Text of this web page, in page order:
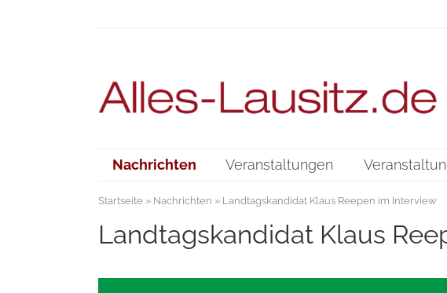
Nachrichten Veranstaltungen
Startseite» Nachrichten » Landtagskandidat Klaus Reepen im Interview
Landtagskandidat Klaus